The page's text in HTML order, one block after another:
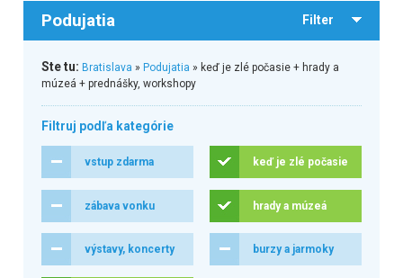
Podujatia Filter
Ste tu: Bratislava » Podujatia » keď je zlé počasie + hrady a
múzeá + prednášky, workshopy
Filtruj podľa kategórie
vstup zdarma keď je zlé počasie
zábava vonku hrady a múzeá
výstavy, koncerty burzy a jarmoky